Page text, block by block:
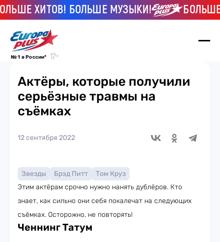
ХИТОВ! БОЛЬШЕ МУЗЫКИ! БОЛЬШЕ
№ 1 в России*
Актёры, которые получили
серьёзные травмы на
съёмках
12 сентября 2022
Звезды Брэд Питт
Том Круз
Этим актёрам срочно нужно нанять дублёров. Кто
знает, как сильно они себя покалечат на следующих
съёмках. Осторожно, не повторять!
Ченнинг Татум